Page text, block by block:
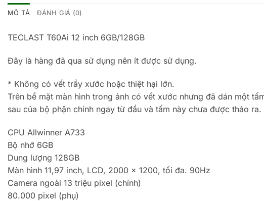
MÔ TẢ ĐÁNH GIÁ (0)
TECLAST T60Ai 12 inch 6GB/128GB
Đây là hàng đã qua sử dụng nên ít được sử dụng.
* Không có vết trầy xước hoặc thiệt hại lớn.
Trên bề mặt màn hình trong ảnh có vết xước nhưng đã dán một
sau của bộ phận chính ngay từ đầu và tấm này chưa được tháo
CPU Allwinner A733
Bộ nhớ 6GB
Dung lượng 128GB
Màn hình 11,97 inch, LCD, 2000 x 1200, tối đa. 90Hz
Camera ngoài 13 triệu pixel (chính)
80.000 pixel (phụ)